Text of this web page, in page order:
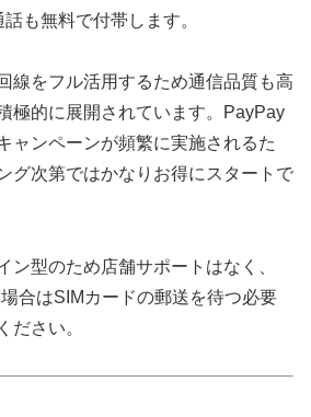
も無料で付帯します。
線をフル活用するため通信品質も高
極的に展開されています。PayPay
ャンペーンが頻繁に実施されるた
グ次第ではかなりお得にスタートで
ン型のため店舗サポートはなく、
合はSIMカードの郵送を待つ必要
ださい。